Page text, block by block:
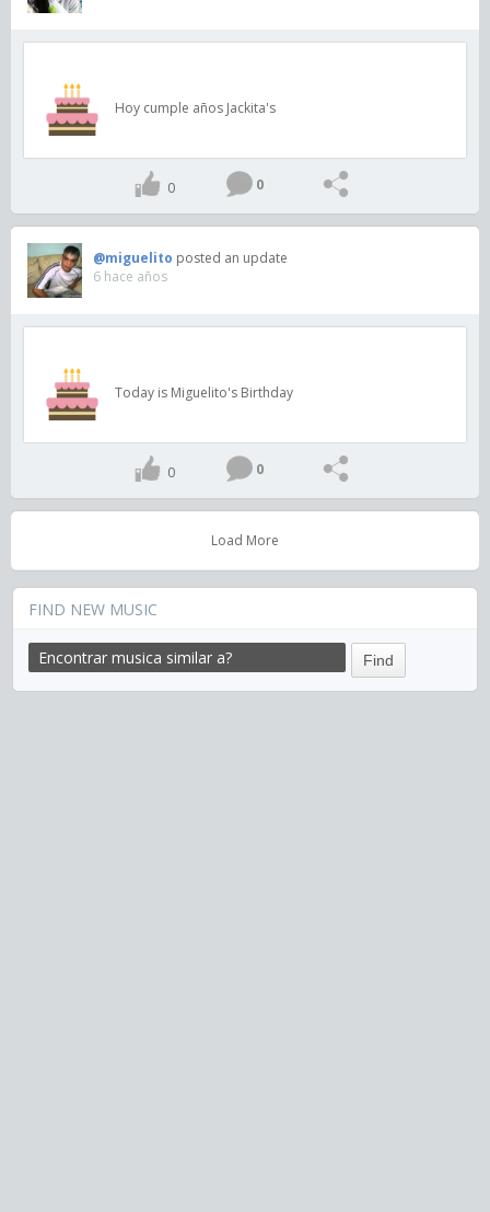
Hoy cumple años Jackita's
0 0
@miguelito posted an update
6 hace años
Today is Miguelito's Birthday
0 0
Load More
FIND NEW MUSIC